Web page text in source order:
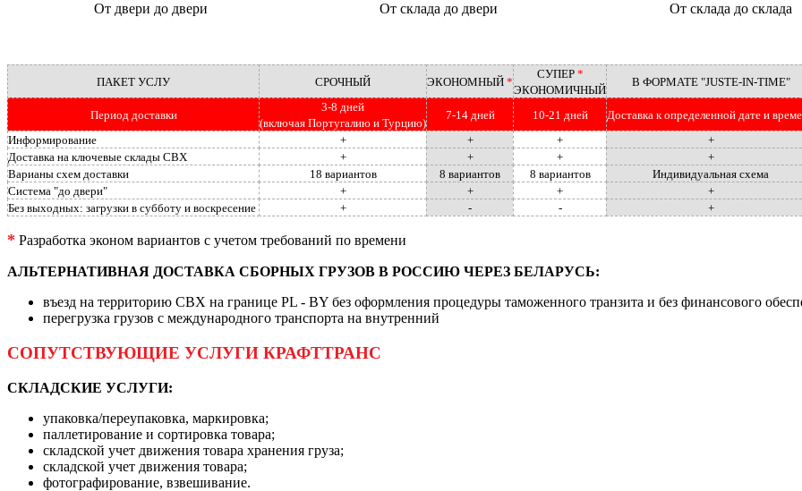
От двери до двери От склада до двери От склада до склада
ПАКЕТ УСЛУ СРОЧНЫЙ ЭКОНОМНЫЙ *
СУПЕР *
ЭКОНОМИЧНЫЙ
В ФОРМАТЕ "JUSTE-IN-TIME"
Период доставки
3-8 дней
(включая Португалию и Турцию)
7-14 дней 10-21 дней
Доставка к определенной дате и
Информирование
+ + +
+
Доставка на ключевые склады СВХ
+ + +
+
Варианы схем доставки
18 вариантов 8 вариантов 8 вариантов
Индивидуальная схема
Система "до двери"
+ + +
+
Без выходных: загрузки в субботу и воскресение
+ - - +
* Разработка эконом вариантов с учетом требований по времени
АЛЬТЕРНАТИВНАЯ ДОСТАВКА СБОРНЫХ ГРУЗОВ В РОССИЮ ЧЕРЕЗ БЕЛАРУСЬ:
въезд на территорию СВХ на границе PL - BY без оформления процедуры таможенного транзита и без финансового
перегрузка грузов с международного транспорта на внутренний
СОПУТСТВУЮЩИЕ УСЛУГИ КРАФТТРАНС
СКЛАДСКИЕ УСЛУГИ:
упаковка/переупаковка, маркировка;
паллетирование и сортировка товара;
складской учет движения товара хранения груза;
складской учет движения товара;
фотографирование, взвешивание.